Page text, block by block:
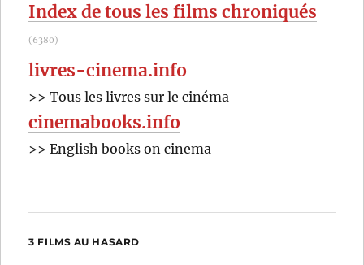
Index de tous les films chroniqués
(6380)
livres-cinema.info
>> Tous les livres sur le cinéma
cinemabooks.info
>> English books on cinema
3 FILMS AU HASARD